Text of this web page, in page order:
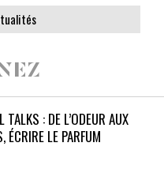
TALKS : DE L’ODEUR AUX
ÉCRIRE LE PARFUM